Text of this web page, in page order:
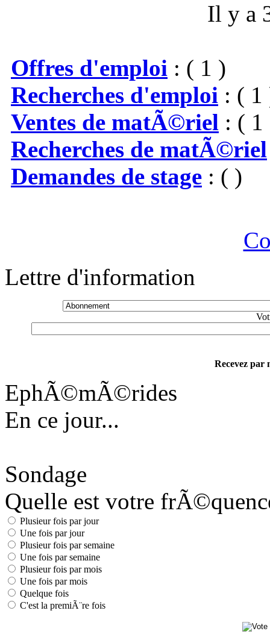
Il y a
Offres d'emploi : ( 1 )
Recherches d'emploi : ( 1
Ventes de matÃ©riel : ( 1
Recherches de matÃ©riel
Demandes de stage : ( )
Lettre d'information
Recevez par
EphÃ©mÃ©rides
En ce jour...
Sondage
Quelle est votre
Plusieur fois par jour
Une fois par jour
Plusieur fois par semaine
Une fois par semaine
Plusieur fois par mois
Une fois par mois
Quelque fois
C'est la premiÃ¨re fois